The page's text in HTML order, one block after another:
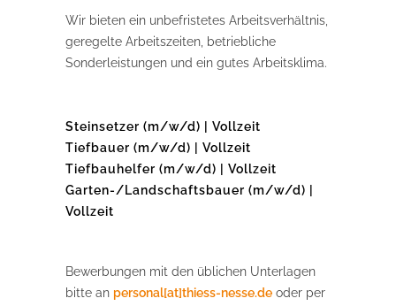
Wir bieten ein unbefristetes Arbeitsverhältnis,
geregelte Arbeitszeiten, betriebliche
Sonderleistungen und ein gutes Arbeitsklima.
Steinsetzer (m/w/d) | Vollzeit
Tiefbauer (m/w/d) | Vollzeit
Tiefbauhelfer (m/w/d) | Vollzeit
Garten-/Landschaftsbauer (m/w/d) |
Vollzeit
Bewerbungen mit den üblichen Unterlagen
bitte an personal[at]thiess-nesse.de oder per